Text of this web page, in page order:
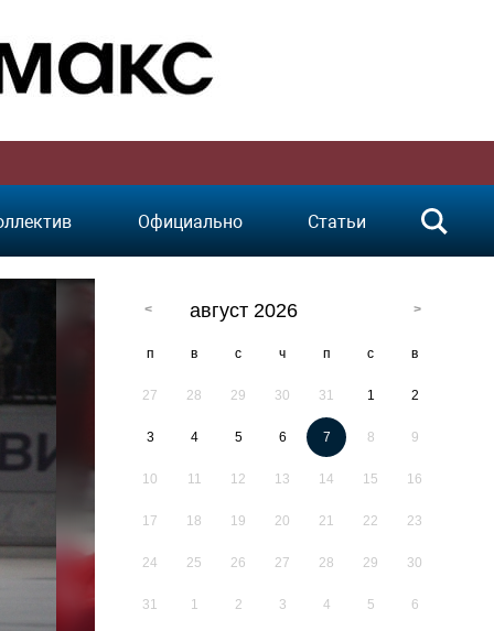
Официально Статьи
август 2026
п в с ч п с в
27 28 29 30 31 1 2
3 4 5 6 7 8 9
10 11 12 13 14 15 16
17 18 19 20 21 22 23
24 25 26 27 28 29 30
31 1 2 3 4 5 6